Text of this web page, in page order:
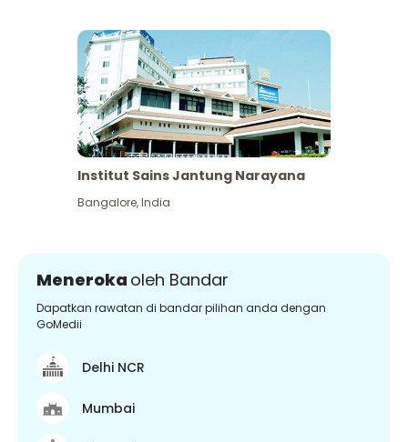
Institut Sains Jantung Narayana
Bangalore,India
Meneroka oleh Bandar
Dapatkan rawatan di bandar pilihan anda dengan
GoMedii
Delhi NCR
Mumbai